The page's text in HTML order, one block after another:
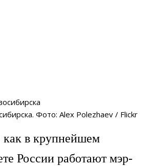
Фото: Alex Polezhaev / Flickr
в крупнейшем
России работают мэр-